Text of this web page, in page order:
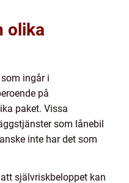
olika
ingår i
på
paket. Vissa
som lånebil
inte har det som
självriskbeloppet kan